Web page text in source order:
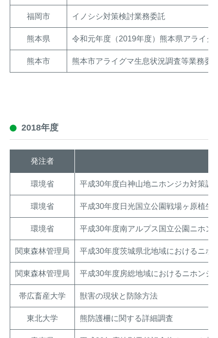
福岡市 イノシシ対策検討業務委託
熊本県 令和元年度（2019年度）熊本県アライグ
熊本市 熊本市アライグマ生息状況調査等業務委
2018年度
発注者
環境省 平成30年度白神山地ニホンジカ対策調
環境省 平成30年度日光国立公園戦場ヶ原植生
環境省 平成30年度南アルプス国立公園ニホン
関東森林管理局 平成30年度茨城県北地域におけるニホ
関東森林管理局 平成30年度房総地域におけるニホンジ
帯広畜産大学 獣害の現状と防除方法
東北大学 熊防護柵に関する詳細調査